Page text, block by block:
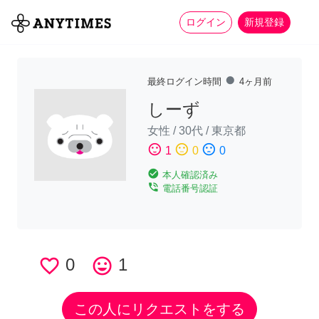
ログイン 新規登録
全て 家事 more_horiz
最終ログイン時間 fiber_manual_record 4ヶ月前
しーず
女性 /30代 /東京都
sentiment_satisfied 1 sentiment_neutral 0 sentiment_dissatisfied 0
check_circle 本人確認済み
phone_in_talk 電話番号認証
favorite_border 0 tag_faces 1
この人にリクエストをする